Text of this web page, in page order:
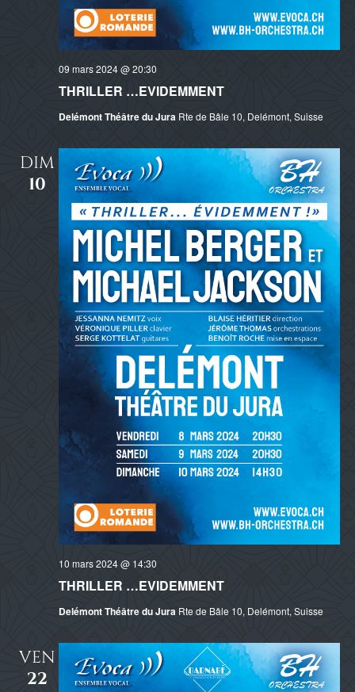
THRILLER …EVIDEMMENT
09 mars 2024 @ 20:30
Delémont Théâtre du Jura Rte de Bâle 10, Delémont, Suisse
DIM
10
THRILLER …EVIDEMMENT
10 mars 2024 @ 14:30
Delémont Théâtre du Jura Rte de Bâle 10, Delémont, Suisse
VEN
22